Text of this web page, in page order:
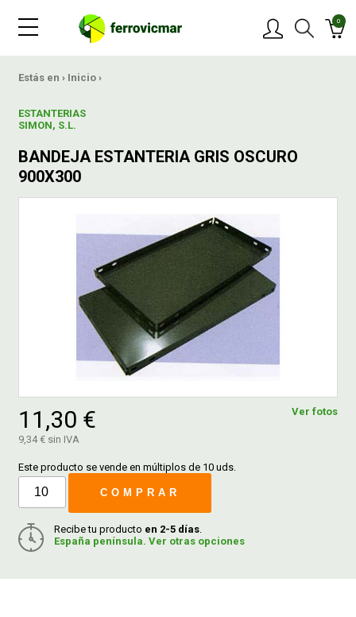
0
Estás en › Inicio ›
ESTANTERIAS
SIMON, S.L.
BANDEJA ESTANTERIA GRIS OSCURO
900X300
Ver fotos
11,30 €
9,34 € sin IVA
Este producto se vende en múltiplos de 10 uds.
COMPRAR
Recibe tu producto en 2-5 días.
España península. Ver otras opciones
NOVEDADES
BLOG
CONTACTAR
FERROVICMAR
DESPIECE
CATÁLOGOS